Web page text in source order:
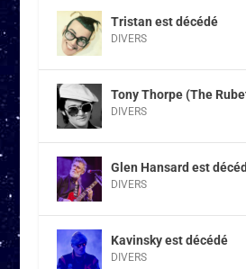
Tristan est décédé
DIVERS
Tony Thorpe (The
DIVERS
Glen Hansard est
DIVERS
Kavinsky est décédé
DIVERS